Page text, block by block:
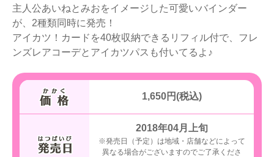
主人公あいねとみおをイメージした可愛いバインダー
が、2種類同時に発売！
アイカツ！カードを40枚収納できるリフィル付で、フレ
ンズレアコーデとアイカツパスも付いてるよ♪
1,650円(税込)
2018年04月上旬
※発売日（予定）は地域・店舗などによって
異なる場合がございますのでご了承くださ